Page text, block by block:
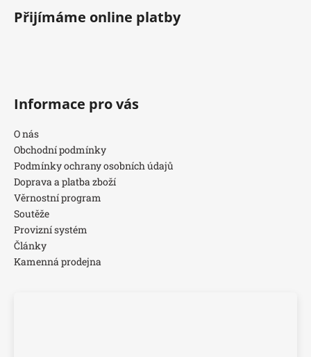
Přijímáme online platby
Informace pro vás
O nás
Obchodní podmínky
Podmínky ochrany osobních údajů
Doprava a platba zboží
Věrnostní program
Soutěže
Provizní systém
Články
Kamenná prodejna